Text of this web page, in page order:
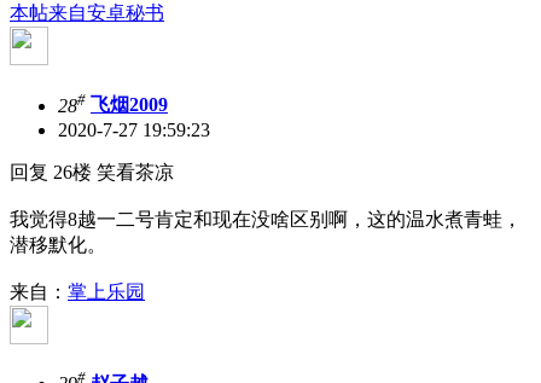
本帖来自安卓秘书
28#
飞烟2009
2020-7-27 19:59:23
回复 26楼 笑看茶凉
我觉得8越一二号肯定和现在没啥区别啊，这的温水煮青蛙，
潜移默化。
来自： 掌上乐园
#